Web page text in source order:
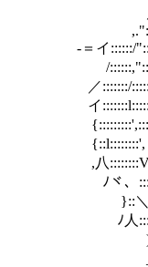
／:::::ィ=
,."::::ｨ／
-＝イ::::::/
/::::::,"::::/
／:::::::/:::::/
イ
{:::::::::',:::::j
{::l::::::::',ィ
,八::::::::V
ﾉヾ、
}::＼::}
ﾉ人
)::人
__,,.)/.＞